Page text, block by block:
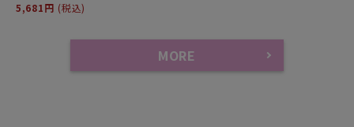
5,681円 (税込)
MORE